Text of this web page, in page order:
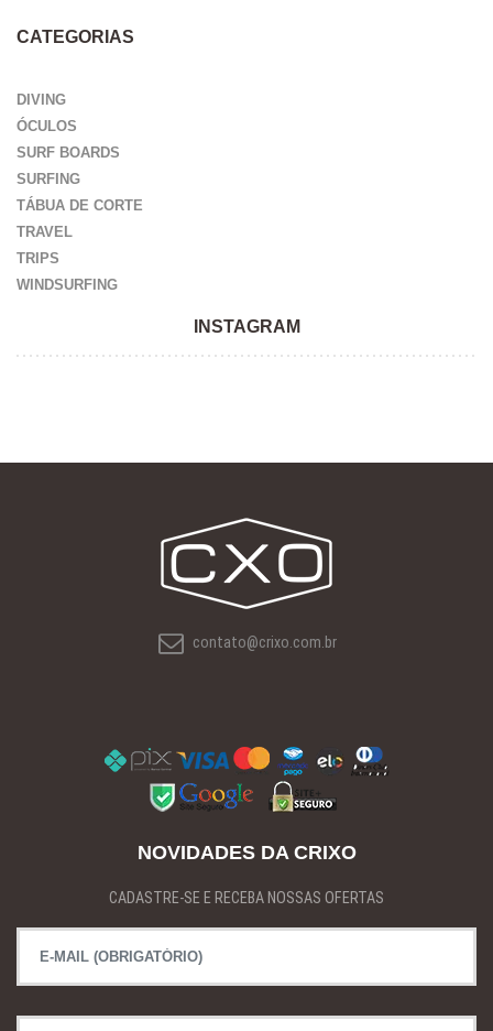
CATEGORIAS
DIVING
ÓCULOS
SURF BOARDS
SURFING
TÁBUA DE CORTE
TRAVEL
TRIPS
WINDSURFING
INSTAGRAM
contato@crixo.com.br
NOVIDADES DA CRIXO
CADASTRE-SE E RECEBA NOSSAS OFERTAS